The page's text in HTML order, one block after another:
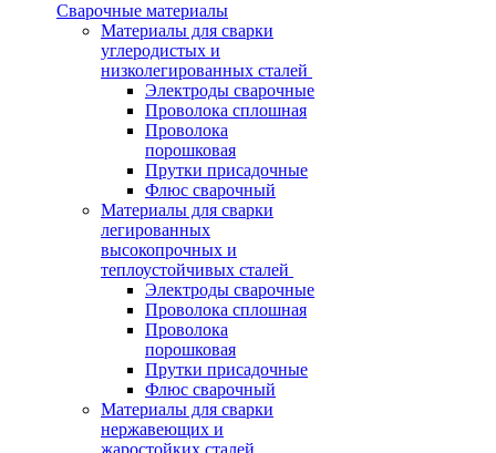
Сварочные материалы
Материалы для сварки
углеродистых и
низколегированных сталей
Электроды сварочные
Проволока сплошная
Проволока
порошковая
Прутки присадочные
Флюс сварочный
Материалы для сварки
легированных
высокопрочных и
теплоустойчивых сталей
Электроды сварочные
Проволока сплошная
Проволока
порошковая
Прутки присадочные
Флюс сварочный
Материалы для сварки
нержавеющих и
жаростойких сталей